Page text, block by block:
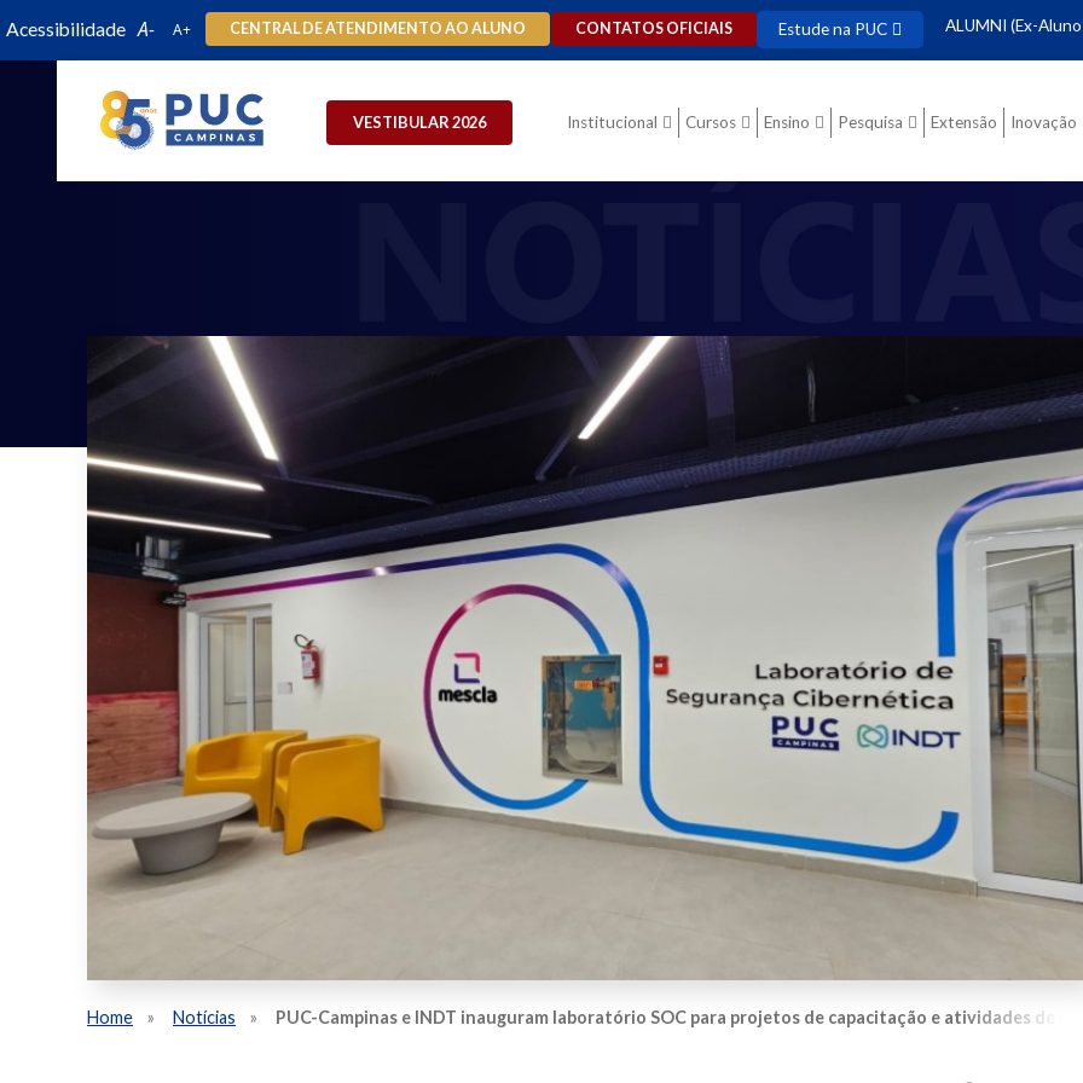
Acessibilidade CENTRAL DE ATENDIMENTO AO ALUNO CONTATOS OFICIAIS Estude na PUC ALUMNI (Ex-
VESTIBULAR 2026 Institucional Cursos Ensino Pesquisa Extensão Inovação
Home Notícias PUC-Campinas e INDT inauguram laboratório SOC para projetos de capacitação e atividades de